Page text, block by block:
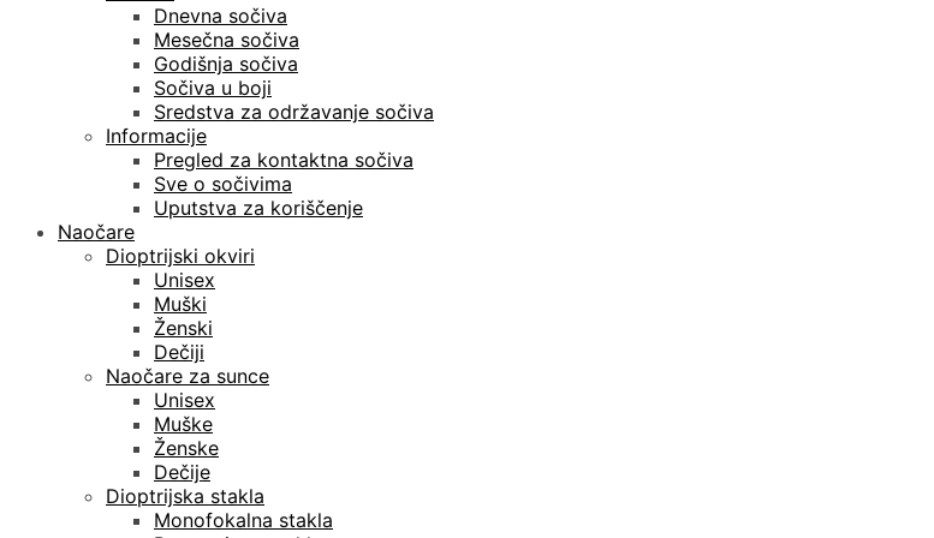
Dnevna sočiva
Mesečna sočiva
Godišnja sočiva
Sočiva u boji
Sredstva za održavanje sočiva
Informacije
Pregled za kontaktna sočiva
Sve o sočivima
Uputstva za koriščenje
Naočare
Dioptrijski okviri
Unisex
Muški
Ženski
Dečiji
Naočare za sunce
Unisex
Muške
Ženske
Dečije
Dioptrijska stakla
Monofokalna stakla